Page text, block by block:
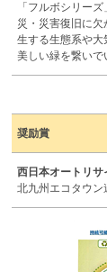
「フルボシリー
災・災害復旧に
生する生態系や大
美しい緑を繋いで
奨励賞
西日本オートリサ
北九州エコタウ